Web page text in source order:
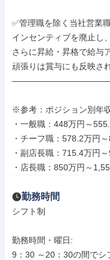
✅管理職を除く当社営業
インセンティブを廃止し
さらに昇給・昇格で給与
頑張りは賞与にも反映さ
※参考：ポジション別年
・一般職：448万円～
・チーフ職：578.2万円
・副店長職：715.4万円
・店長職：850万円～
勤務時間
シフト制
勤務時間・曜日:
9：30 ～20：30の間でシ